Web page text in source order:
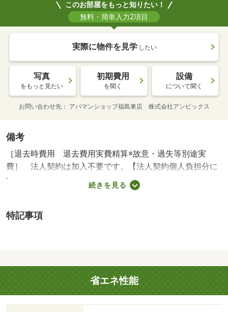
このお部屋をもっと知りたい！
無料・簡単入力2項目
実際に物件を見学 したい
写真
をもっと見たい
初期費用
を聞く
設備
について聞く
お問い合わせ先 アパマンショップ福島東店 株式会社アンビックス
備考
［退去時費用 退去費用実費精算※故意・過失等別途実
費］ 法人契約は加入不要です。【法人契約個人負担分に
ついて】 法人契約とする場合、個人負担分の支払い方法
は原則「カード決済」となります。 ＮＯ：１００６２
回保証料３５０００円、月額保証料賃料等総額の１％＋８
続きを見る
特記事項
省エネ性能